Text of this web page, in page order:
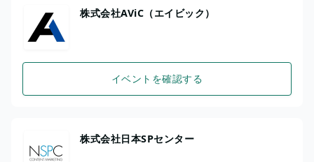
株式会社AViC（エイビック）
イベントを確認する
株式会社日本SPセンター